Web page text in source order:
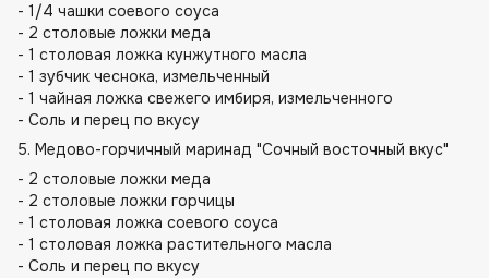
- 1/4 чашки соевого соуса
- 2 столовые ложки меда
- 1 столовая ложка кунжутного масла
- 1 зубчик чеснока, измельченный
- 1 чайная ложка свежего имбиря, измельченного
- Соль и перец по вкусу
5. Медово-горчичный маринад "Сочный восточный вкус"
- 2 столовые ложки меда
- 2 столовые ложки горчицы
- 1 столовая ложка соевого соуса
- 1 столовая ложка растительного масла
- Соль и перец по вкусу